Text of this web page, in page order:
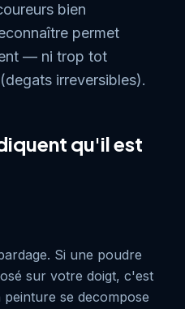
bien
permet
— ni trop tot
irreversibles).
qu'il est
Si une poudre
sur votre doigt, c'est
se decompose